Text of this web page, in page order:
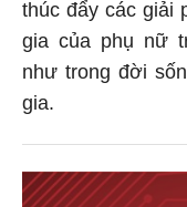
thúc đẩy các giải
gia của phụ nữ
như trong đời
gia.